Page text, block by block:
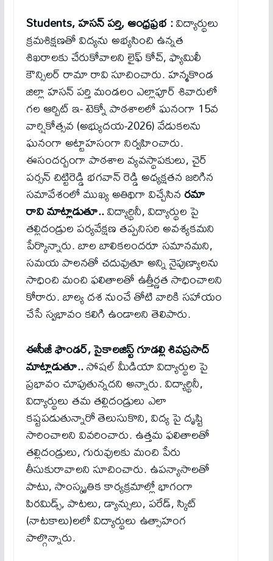
Students, హసన్ పర్తి, ఆంధ్రఫ్రభ :విద్యార్థులు
క్రమశిక్షణతో విద్యను అభ్యసించి ఉన్నత
శిఖరాలకు చేరుకోవాలని లైఫ్ కోచ్, ఫ్యామిలీ
కౌన్సిలర్ రామా రావి సూచించారు. హన్మకొండ
జిల్లా హసన్ పర్తి మండలం ఎల్లాపూర్ శివారులో
గల ఆర్బిట్ ఇ- టెక్నో పాఠశాలలో ఘనంగా 15వ
వార్షికోత్సవ (అభ్యుదయ-2026) వేడుకలను
ఘనంగా అట్టాహసంగా నిర్వహించారు.
ఈసందర్బంగా పాఠశాల వ్యవస్థాపకులు, చైర్
పర్సన్ చిట్టిరెడ్డి భగవాన్ రెడ్డి అధ్యక్షతన జరిగిన
సమావేశంలో ముఖ్య అతిథిగా విచ్చేసినరమా
రావి మాట్లాడుతూ..విద్యార్థినీ, విద్యార్థుల పై
తల్లిదండ్రుల పర్యవేక్షణ తప్పనిసరి అవశ్యకమని
పేర్కొన్నారు. బాల బాలికలందరూ సమానమని,
సమయ పాలనతో చదువుతూ అన్ని నైపుణ్యాలను
సాధించి మంచి ఫలితాలతో ఉత్తీర్ణత సాధించాలని
కోరారు. బాల్య దశ నుంచే తోటి వారికి సహాయం
చేసే స్వభావం కలిగి ఉండాలని తెలిపారు.
ఈసీజీ ఫౌండర్, సైకాలజిస్ట్ గూడల్లి శివప్రసాద్
మాట్లాడుతూ..సోషల్ మీడియా విద్యార్థుల పై
ప్రభావం చూపుతున్నదని అన్నారు. విద్యార్థినీ,
విద్యార్థులు తమ తల్లిదండ్రులు ఎలా
కష్టపడుతున్నారో తెలుసుకొని, విద్య పై దృష్టి
సారించాలని వివరించారు. ఉత్తమ ఫలితాలతో
తల్లిదండ్రులు, గురువులకు మంచి పేరు
తీసుకురావాలని సూచించారు. ఉపన్యాసాలతో
పాటు, సాంస్కృతిక కార్యక్రమాల్లో భాగంగా
పిరమిడ్స్, పాటలు, డ్యాన్సులు, పరేడ్, స్కిట్
(నాటకాలు)లలో విద్యార్థులు ఉత్సాహంగ
పాల్గొన్నారు.